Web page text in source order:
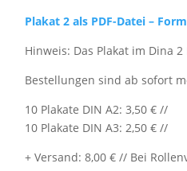
Plakat 2 als PDF-Datei –
Hinweis: Das Plakat im Dina
Bestellungen sind ab sofort
10 Plakate DIN A2: 3,50 € //
10 Plakate DIN A3: 2,50 € //
+ Versand: 8,00 € // Bei